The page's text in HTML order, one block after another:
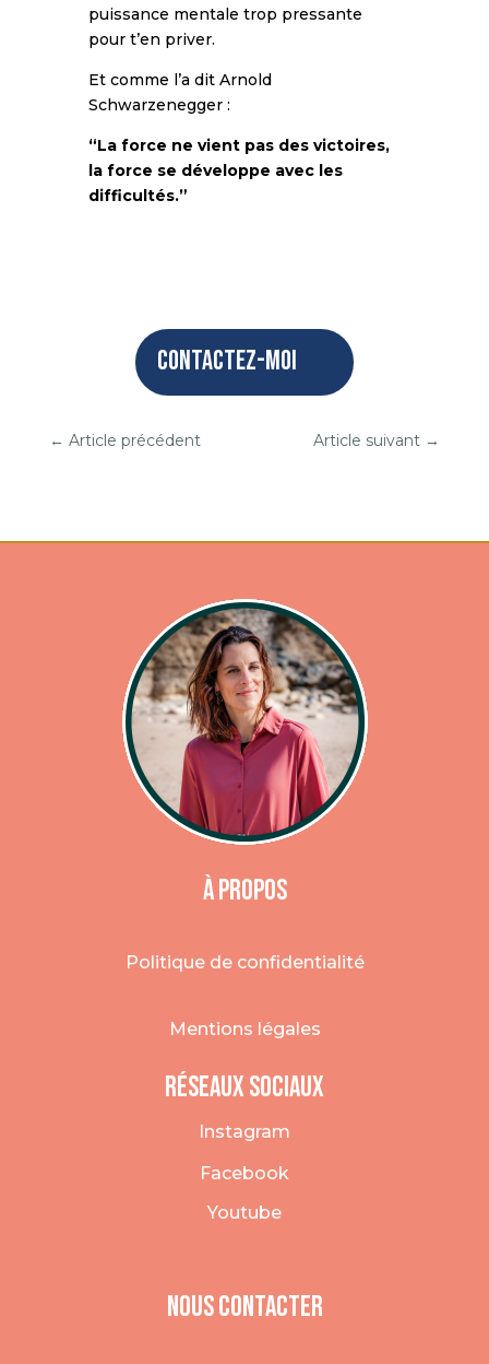
puissance mentale trop pressante
pour t’en priver.
Et comme l’a dit Arnold
Schwarzenegger :
“La force ne vient pas des victoires,
la force se développe avec les
difficultés.”
Contactez-moi
← Article précédent Article suivant →
À Propos
Politique de confidentialité
Mentions légales
Réseaux sociaux
Instagram
Facebook
Youtube
Nous COntacter